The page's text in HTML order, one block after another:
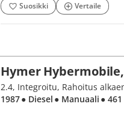
Suosikki Vertaile
Hymer
2.4, Integroitu, Rahoitus
1987● Diesel ● Manuaali ●